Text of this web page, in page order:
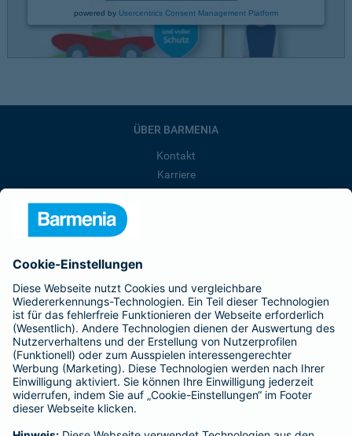
powered by Usercentrics Consent Management Platform
ÜBER BARMENIA
Kontakt
Karriere
Barmenia ist Teil der BarmeniaGothaer
BELIEBTE SEITEN
Kranken-Zusatzversicherung
Tierversicherungen
Haftpflichtversicherung
Hausratversicherung